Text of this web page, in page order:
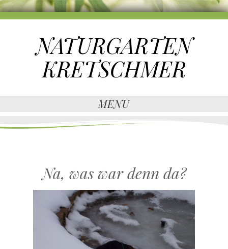
NATURGARTEN
KRETSCHMER
MENU
Na, was war denn da?